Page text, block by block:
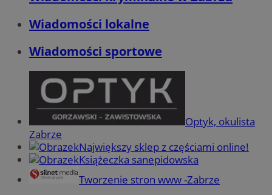
Wiadomości lokalne
Wiadomości sportowe
Optyk, okulista
Zabrze
Największy sklep z częściami online!
Książeczka sanepidowska
Tworzenie stron www -Zabrze